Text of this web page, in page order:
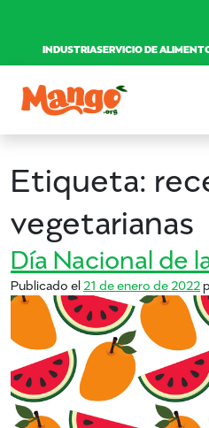
INDUSTRIASERVICIO DE
Navegación
RECETAS
NUTRICIÓN
COMPRAR MANGOS
Etiqueta:
vegetarianas
Día Nacional de
Publicado el 21 de enero de 2022